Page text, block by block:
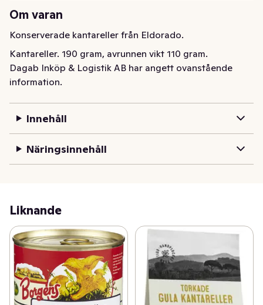
Om varan
Konserverade kantareller från Eldorado.
Kantareller. 190 gram, avrunnen vikt 110 gram.
Dagab Inköp & Logistik AB har angett ovanstående
information.
Innehåll
Näringsinnehåll
Liknande